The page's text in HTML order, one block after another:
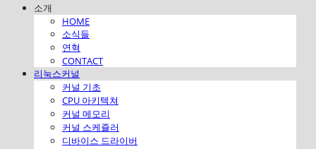
소개
HOME
소식들
연혁
CONTACT
리눅스커널
커널 기초
CPU 아키텍쳐
커널 메모리
커널 스케쥴러
디바이스 드라이버